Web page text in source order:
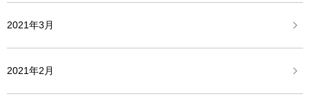
2021年3月
2021年2月